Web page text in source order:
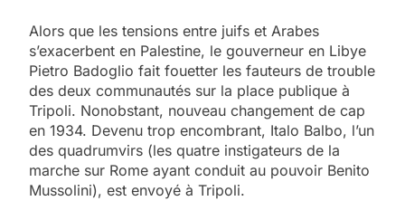
Alors que les tensions entre juifs et Arabes
s’exacerbent en Palestine, le gouverneur en Libye
Pietro Badoglio fait fouetter les fauteurs de trouble
des deux communautés sur la place publique à
Tripoli. Nonobstant, nouveau changement de cap
en 1934. Devenu trop encombrant, Italo Balbo, l’un
des quadrumvirs (les quatre instigateurs de la
marche sur Rome ayant conduit au pouvoir Benito
Mussolini), est envoyé à Tripoli.